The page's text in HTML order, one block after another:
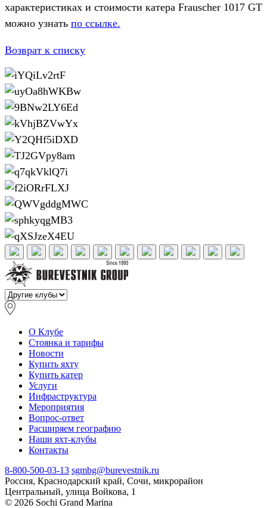
характеристиках и стоимости катера Frauscher 1017 GT
можно узнать по ссылке.
Возврат к списку
О Клубе
Стоянка и тарифы
Новости
Купить яхту
Купить катер
Услуги
Инфраструктура
Мероприятия
Вопрос-ответ
Расширяем географию
Наши яхт-клубы
Контакты
8-800-500-03-13 sgmbg@burevestnik.ru
Россия, Краснодарский край, Сочи, микрорайон
Центральный, улица Войкова, 1
© 2026 Sochi Grand Marina